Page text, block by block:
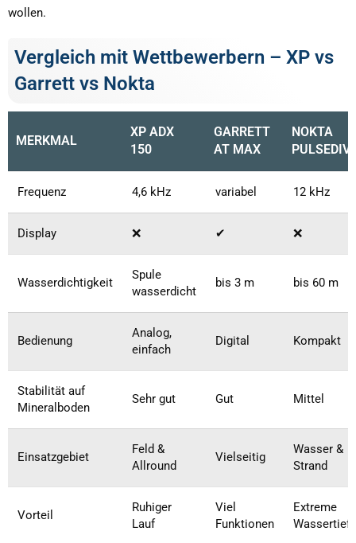
wollen.
Vergleich mit Wettbewerbern – XP vs
Garrett vs Nokta
MERKMAL
XP ADX
150
GARRETT
AT MAX
NOKTA
Frequenz 4,6 kHz variabel 12 kHz
Display ❌ ✔ ❌
Wasserdichtigkeit
Spule
wasserdicht
bis 3 m bis 60 m
Bedienung
Analog,
einfach
Digital Kompakt
Stabilität auf
Mineralboden
Sehr gut Gut Mittel
Einsatzgebiet
Feld &
Allround
Vielseitig
Wasser &
Strand
Vorteil
Ruhiger
Lauf
Viel
Funktionen
Extreme
Wassertiefe